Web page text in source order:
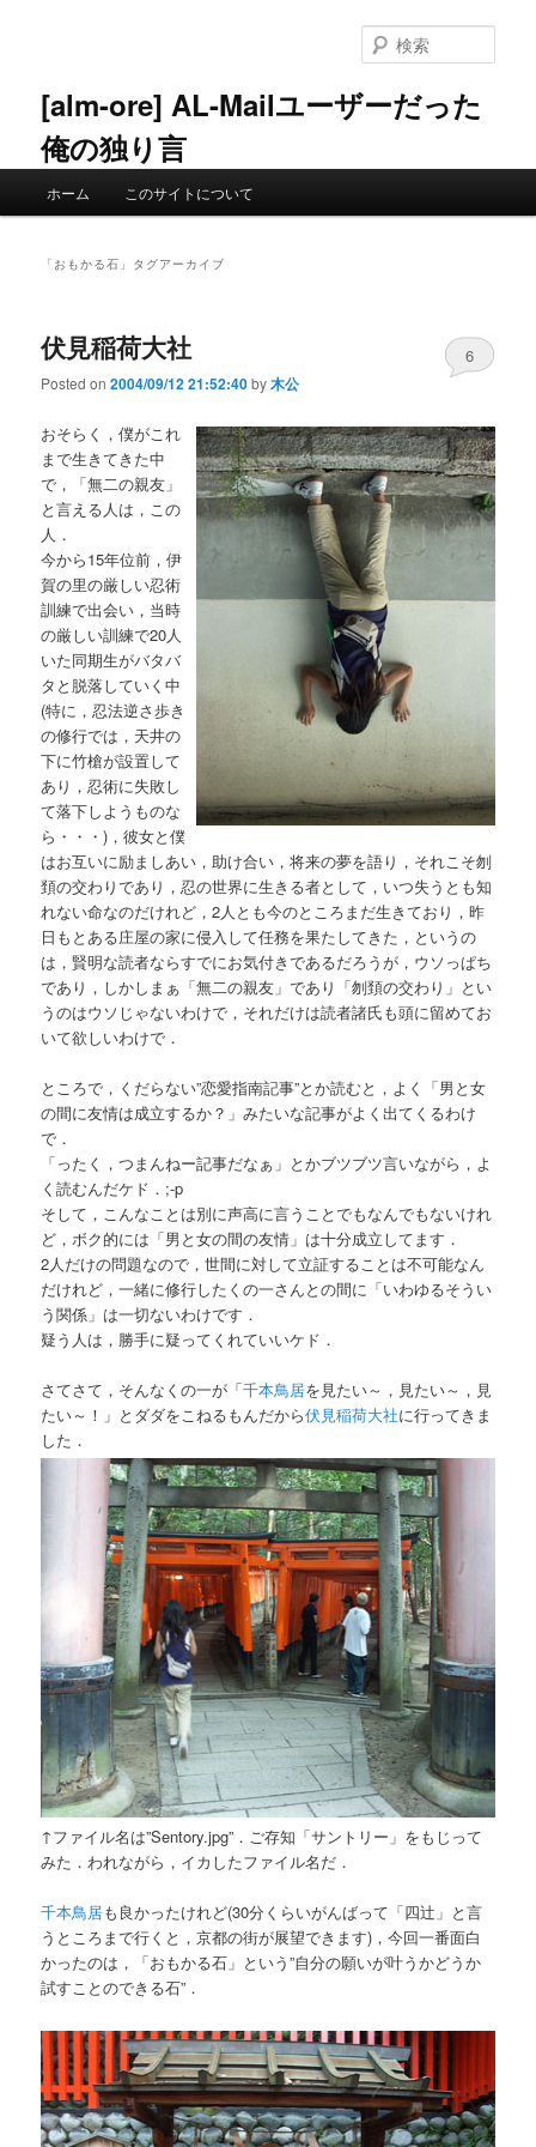
ン
へ
ツ
移
[alm-ore] AL-Mailユーザーだった
俺の独り言
索
ホーム このサイトについて
「 おもかる石 」タグアーカイブ
伏見稲荷大社
Posted on2004/09/12 21:52:40by木公
6
おそらく，僕がこれ
まで生きてきた中
で，「無二の親友」
と言える人は，この
人．
今から15年位前，伊
賀の里の厳しい忍術
訓練で出会い，当時
の厳しい訓練で20人
いた同期生がバタバ
タと脱落していく中
(特に，忍法逆さ歩き
の修行では，天井の
下に竹槍が設置して
あり，忍術に失敗し
て落下しようものな
ら・・・)，彼女と僕
はお互いに励ましあい，助け合い，将来の夢を語り，それこそ刎
頚の交わりであり，忍の世界に生きる者として，いつ失うとも知
れない命なのだけれど，2人とも今のところまだ生きており，昨
日もとある庄屋の家に侵入して任務を果たしてきた，というの
は，賢明な読者ならすでにお気付きであるだろうが，ウソっぱち
であり，しかしまぁ「無二の親友」であり「刎頚の交わり」とい
うのはウソじゃないわけで，それだけは読者諸氏も頭に留めてお
いて欲しいわけで．
ところで，くだらない”恋愛指南記事”とか読むと，よく「男と女
の間に友情は成立するか？」みたいな記事がよく出てくるわけ
で．
「ったく，つまんねー記事だなぁ」とかブツブツ言いながら，よ
く読むんだケド．;-p
そして，こんなことは別に声高に言うことでもなんでもないけれ
ど，ボク的には「男と女の間の友情」は十分成立してます．
2人だけの問題なので，世間に対して立証することは不可能なん
だけれど，一緒に修行したくの一さんとの間に「いわゆるそうい
う関係」は一切ないわけです．
疑う人は，勝手に疑ってくれていいケド．
さてさて，そんなくの一が「千本鳥居を見たい～，見たい～，見
たい～！」とダダをこねるもんだから伏見稲荷大社に行ってきま
した．
↑ファイル名は”Sentory.jpg”．ご存知「サントリー」をもじって
みた．われながら，イカしたファイル名だ．
千本鳥居も良かったけれど(30分くらいがんばって「四辻」と言
うところまで行くと，京都の街が展望できます)，今回一番面白
かったのは，「おもかる石」という”自分の願いが叶うかどうか
試すことのできる石”．